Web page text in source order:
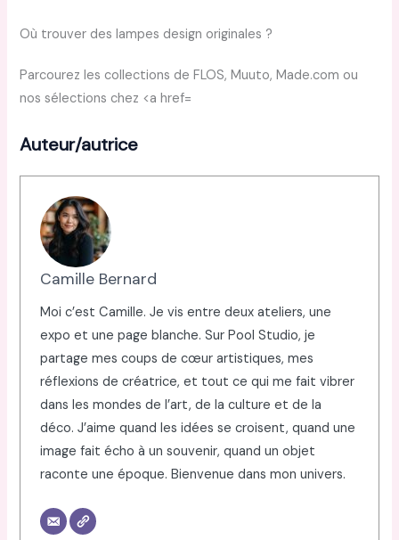
Où trouver des lampes design originales ?
Parcourez les collections de FLOS, Muuto, Made.com ou
nos sélections chez <a href=
Auteur/autrice
Camille Bernard
Moi c’est Camille. Je vis entre deux ateliers, une
expo et une page blanche. Sur Pool Studio, je
partage mes coups de cœur artistiques, mes
réflexions de créatrice, et tout ce qui me fait vibrer
dans les mondes de l’art, de la culture et de la
déco. J’aime quand les idées se croisent, quand une
image fait écho à un souvenir, quand un objet
raconte une époque. Bienvenue dans mon univers.